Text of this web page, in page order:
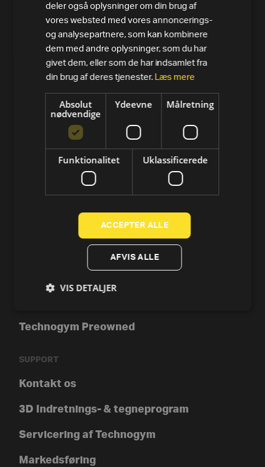
PRODUKTER
Løbebånd
Motionscykler
Technogym Preowned
SUPPORT
Kontakt os
3D Indretnings- & tegneprogram
Servicering af Technogym
Markedsføring
deler også oplysninger om din brug af
vores websted med vores annoncerings-
og analysepartnere, som kan kombinere
dem med andre oplysninger, som du har
givet dem, eller som de har indsamlet fra
din brug af deres tjenester. Læs mere
Absolut
nødvendige
Ydeevne Målretning
Funktionalitet Uklassificerede
ACCEPTER ALLE
AFVIS ALLE
VIS DETALJER